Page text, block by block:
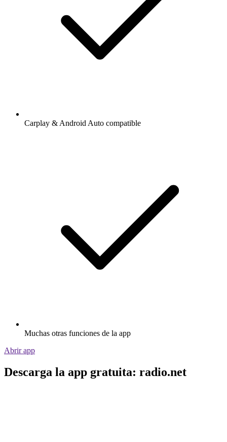
Carplay & Android Auto compatible
Muchas otras funciones de la app
Abrir app
Descarga la app gratuita: radio.net